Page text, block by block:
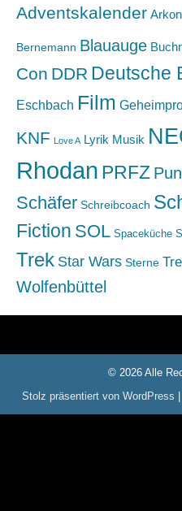
Adventskalender Arkon
Bernemann Blauauge
Con DDR Deutsche
Eschbach Film
KNF Love A Lyrik Musik
Rhodan PRFZ
Schäfer Schreibcoach
Fiction SOL Spaceküche
Trek Star Wars Sterne
Wolfenbüttel
© 2026 Alle
Stolz präsentiert von WordPress